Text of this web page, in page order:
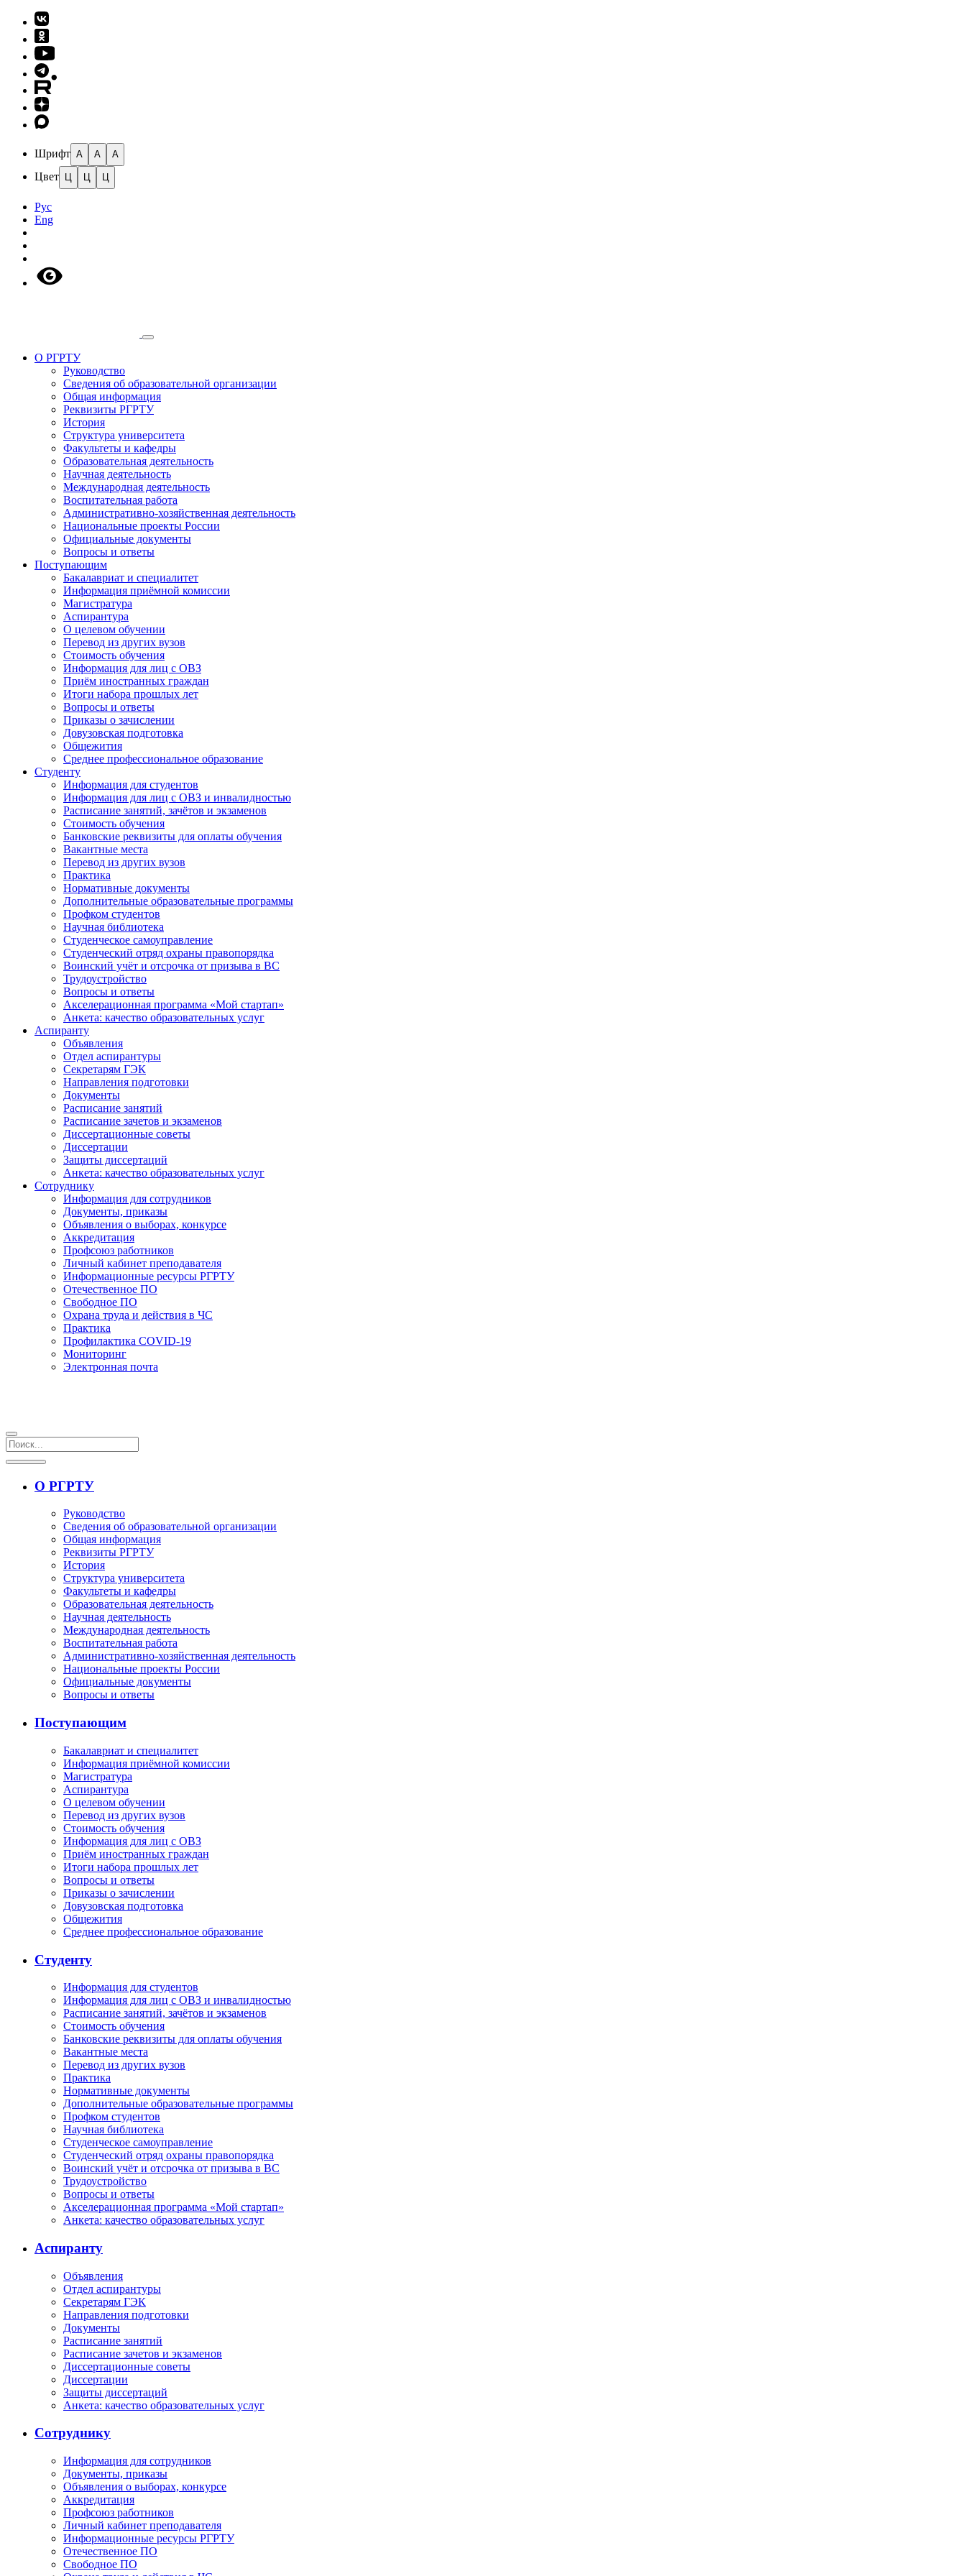
Шрифт A A A
Цвет Ц Ц Ц
Рус
Eng
О РГРТУ
Руководство
Сведения об образовательной организации
Общая информация
Реквизиты РГРТУ
История
Структура университета
Факультеты и кафедры
Образовательная деятельность
Научная деятельность
Международная деятельность
Воспитательная работа
Административно-хозяйственная деятельность
Национальные проекты России
Официальные документы
Вопросы и ответы
Поступающим
Бакалавриат и специалитет
Информация приёмной комиссии
Магистратура
Аспирантура
О целевом обучении
Перевод из других вузов
Стоимость обучения
Информация для лиц с ОВЗ
Приём иностранных граждан
Итоги набора прошлых лет
Вопросы и ответы
Приказы о зачислении
Довузовская подготовка
Общежития
Среднее профессиональное образование
Студенту
Информация для студентов
Информация для лиц с ОВЗ и инвалидностью
Расписание занятий, зачётов и экзаменов
Стоимость обучения
Банковские реквизиты для оплаты обучения
Вакантные места
Перевод из других вузов
Практика
Нормативные документы
Дополнительные образовательные программы
Профком студентов
Научная библиотека
Студенческое самоуправление
Студенческий отряд охраны правопорядка
Воинский учёт и отсрочка от призыва в ВС
Трудоустройство
Вопросы и ответы
Акселерационная программа «Мой стартап»
Анкета: качество образовательных услуг
Аспиранту
Объявления
Отдел аспирантуры
Секретарям ГЭК
Направления подготовки
Документы
Расписание занятий
Расписание зачетов и экзаменов
Диссертационные советы
Диссертации
Защиты диссертаций
Анкета: качество образовательных услуг
Сотруднику
Информация для сотрудников
Документы, приказы
Объявления о выборах, конкурсе
Аккредитация
Профсоюз работников
Личный кабинет преподавателя
Информационные ресурсы РГРТУ
Отечественное ПО
Свободное ПО
Охрана труда и действия в ЧС
Практика
Профилактика COVID-19
Мониторинг
Электронная почта
О РГРТУ
Руководство
Сведения об образовательной организации
Общая информация
Реквизиты РГРТУ
История
Структура университета
Факультеты и кафедры
Образовательная деятельность
Научная деятельность
Международная деятельность
Воспитательная работа
Административно-хозяйственная деятельность
Национальные проекты России
Официальные документы
Вопросы и ответы
Поступающим
Бакалавриат и специалитет
Информация приёмной комиссии
Магистратура
Аспирантура
О целевом обучении
Перевод из других вузов
Стоимость обучения
Информация для лиц с ОВЗ
Приём иностранных граждан
Итоги набора прошлых лет
Вопросы и ответы
Приказы о зачислении
Довузовская подготовка
Общежития
Среднее профессиональное образование
Студенту
Информация для студентов
Информация для лиц с ОВЗ и инвалидностью
Расписание занятий, зачётов и экзаменов
Стоимость обучения
Банковские реквизиты для оплаты обучения
Вакантные места
Перевод из других вузов
Практика
Нормативные документы
Дополнительные образовательные программы
Профком студентов
Научная библиотека
Студенческое самоуправление
Студенческий отряд охраны правопорядка
Воинский учёт и отсрочка от призыва в ВС
Трудоустройство
Вопросы и ответы
Акселерационная программа «Мой стартап»
Анкета: качество образовательных услуг
Аспиранту
Объявления
Отдел аспирантуры
Секретарям ГЭК
Направления подготовки
Документы
Расписание занятий
Расписание зачетов и экзаменов
Диссертационные советы
Диссертации
Защиты диссертаций
Анкета: качество образовательных услуг
Сотруднику
Информация для сотрудников
Документы, приказы
Объявления о выборах, конкурсе
Аккредитация
Профсоюз работников
Личный кабинет преподавателя
Информационные ресурсы РГРТУ
Отечественное ПО
Свободное ПО